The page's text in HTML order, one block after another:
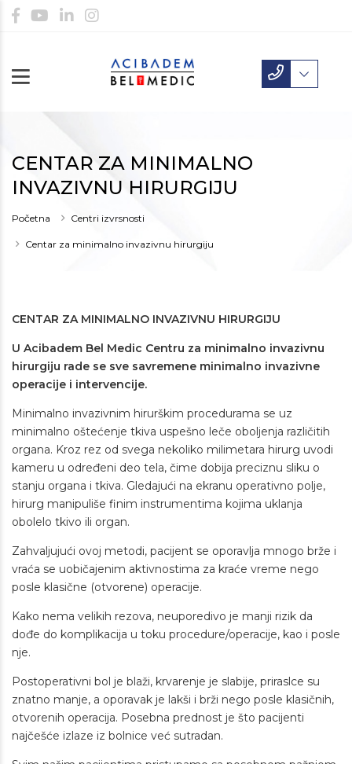
CENTAR ZA MINIMALNO
INVAZIVNU HIRURGIJU
Početna Centri izvrsnosti
Centar za minimalno invazivnu hirurgiju
CENTAR ZA MINIMALNO INVAZIVNU HIRURGIJU
U Acibadem Bel Medic Centru za minimalno invazivnu
hirurgiju rade se sve savremene minimalno invazivne
operacije i intervencije.
Minimalno invazivnim hirurškim procedurama se uz
minimalno oštećenje tkiva uspešno leče oboljenja različitih
organa. Kroz rez od svega nekoliko milimetara hirurg uvodi
kameru u određeni deo tela, čime dobija preciznu sliku o
stanju organa i tkiva. Gledajući na ekranu operativno polje,
hirurg manipuliše finim instrumentima kojima uklanja
obolelo tkivo ili organ.
Zahvaljujući ovoj metodi, pacijent se oporavlja mnogo brže i
vraća se uobičajenim aktivnostima za kraće vreme nego
posle klasične (otvorene) operacije.
Kako nema velikih rezova, neuporedivo je manji rizik da
dođe do komplikacija u toku procedure/operacije, kao i posle
nje.
Postoperativni bol je blaži, krvarenje je slabije, priraslce su
znatno manje, a oporavak je lakši i brži nego posle klasičnih,
otvorenih operacija. Posebna prednost je što pacijenti
najčešće izlaze iz bolnice već sutradan.